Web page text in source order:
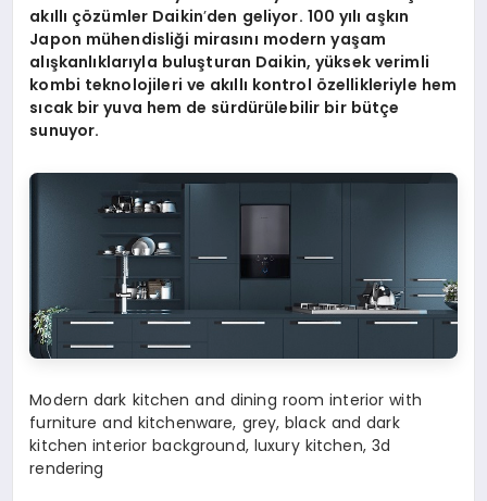
akıllı çözümler Daikin’den geliyor. 100 yılı aşkın
Japon mühendisliği mirasını modern yaşam
alışkanlıklarıyla buluşturan Daikin, yüksek verimli
kombi teknolojileri ve akıllı kontrol özellikleriyle hem
sıcak bir yuva hem de sürdürülebilir bir bütçe
sunuyor.
Modern dark kitchen and dining room interior with
furniture and kitchenware, grey, black and dark
kitchen interior background, luxury kitchen, 3d
rendering